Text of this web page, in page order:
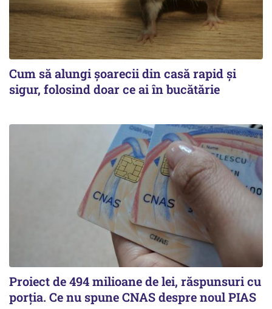
Cum să alungi șoarecii din casă rapid și
sigur, folosind doar ce ai în bucătărie
Proiect de 494 milioane de lei, răspunsuri cu
porția. Ce nu spune CNAS despre noul PIAS